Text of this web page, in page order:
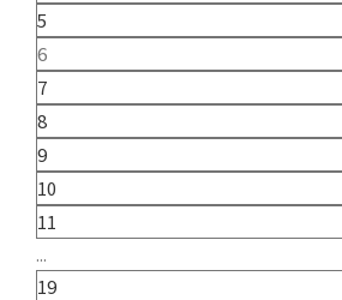
5
6
7
8
9
10
11
...
19